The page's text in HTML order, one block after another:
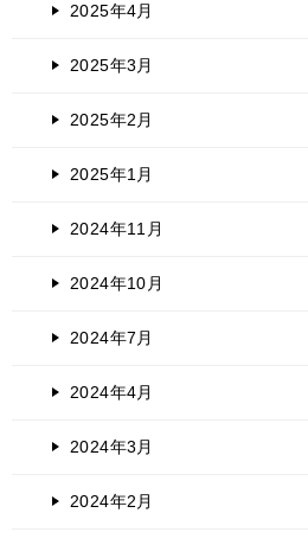
2025年4月
2025年3月
2025年2月
2025年1月
2024年11月
2024年10月
2024年7月
2024年4月
2024年3月
2024年2月